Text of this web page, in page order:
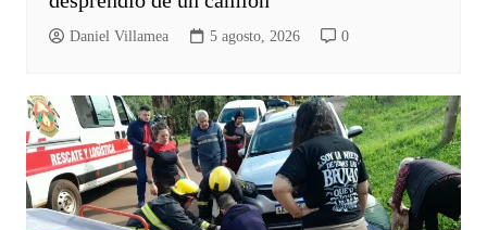
Daniel Villamea 5 agosto, 2026 0